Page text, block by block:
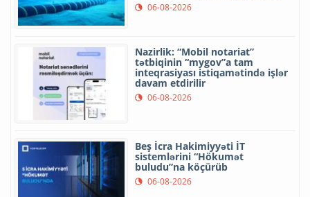
06-08-2026
Nazirlik: “Mobil notariat”
tətbiqinin “mygov”a tam
inteqrasiyası istiqamətində işlər
davam etdirilir
06-08-2026
Beş İcra Hakimiyyəti İT
sistemlərini “Hökumət
buludu”na köçürüb
06-08-2026